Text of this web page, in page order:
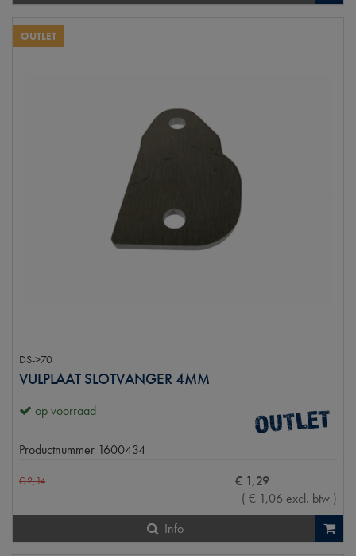
OUTLET
DS->70
VULPLAAT SLOTVANGER 4MM
op voorraad
Productnummer 1600434
€2,14 € 1,29
( € 1,06 excl. btw )
Info